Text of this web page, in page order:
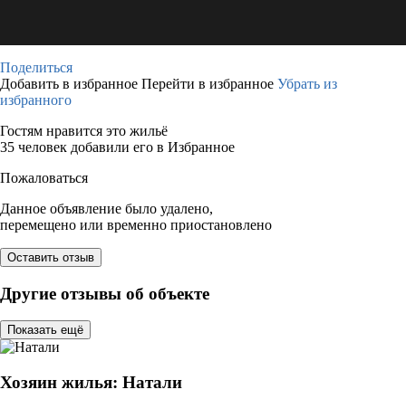
Поделиться
Добавить в избранное Перейти в избранное Убрать из
избранного
Гостям нравится это жильё
35 человек добавили его в Избранное
Пожаловаться
Данное объявление было удалено,
перемещено или временно приостановлено
Оставить отзыв
Другие отзывы об объекте
Показать ещё
Хозяин жилья: Натали